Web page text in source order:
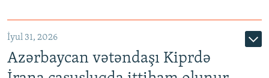
İyul 31, 2026
Azərbaycan vətəndaşı Kiprdə